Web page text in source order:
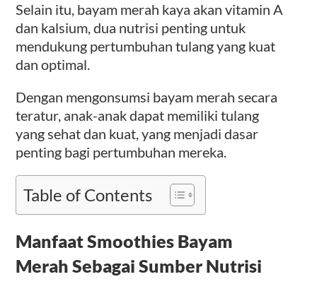
Selain itu, bayam merah kaya akan vitamin A
dan kalsium, dua nutrisi penting untuk
mendukung pertumbuhan tulang yang kuat
dan optimal.
Dengan mengonsumsi bayam merah secara
teratur, anak-anak dapat memiliki tulang
yang sehat dan kuat, yang menjadi dasar
penting bagi pertumbuhan mereka.
Table of Contents
Manfaat Smoothies Bayam
Merah Sebagai Sumber Nutrisi